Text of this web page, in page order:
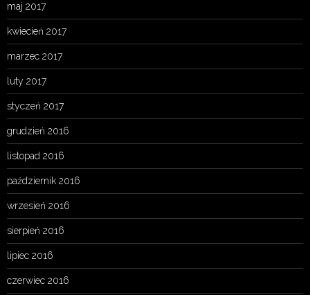
maj 2017
kwiecień 2017
marzec 2017
luty 2017
styczeń 2017
grudzień 2016
listopad 2016
październik 2016
wrzesień 2016
sierpień 2016
lipiec 2016
czerwiec 2016